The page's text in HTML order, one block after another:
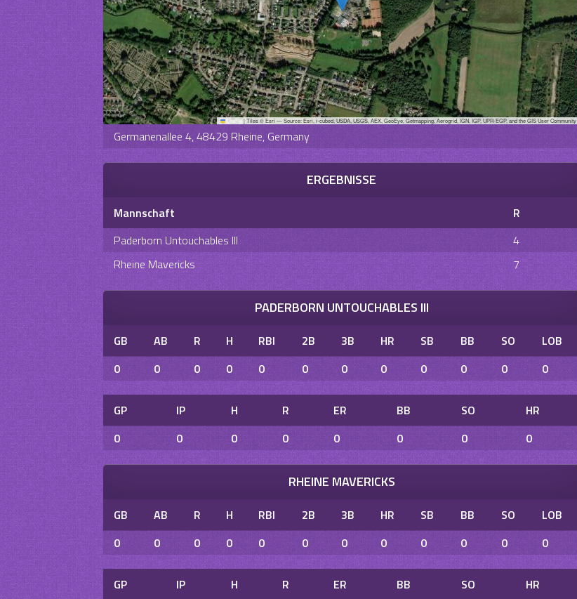
Leaflet|Tiles © Esri — Source: Esri, i-cubed, USDA, USGS, AEX, GeoEye, Getmapping, Aerogrid, IGN, IGP, UPR-EGP, and the GIS User Community
Germanenallee 4, 48429 Rheine, Germany
ERGEBNISSE
Mannschaft
R
Paderborn Untouchables III
4
Rheine Mavericks
7
PADERBORN UNTOUCHABLES III
GB AB R H RBI 2B 3B HR SB BB SO
LOB
0
0 0 0 0 0 0 0 0 0 0 0
GP IP H R ER BB SO
HR
0
0 0 0 0 0 0 0
RHEINE MAVERICKS
GB AB R H RBI 2B 3B HR SB BB SO
LOB
0
0 0 0 0 0 0 0 0 0 0 0
GP IP H R ER BB SO HR